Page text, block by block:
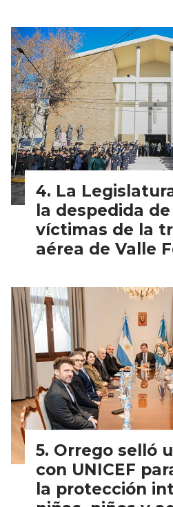
La
la despedida
víctimas de la
aérea de Valle
Orrego selló
con UNICEF
la protección